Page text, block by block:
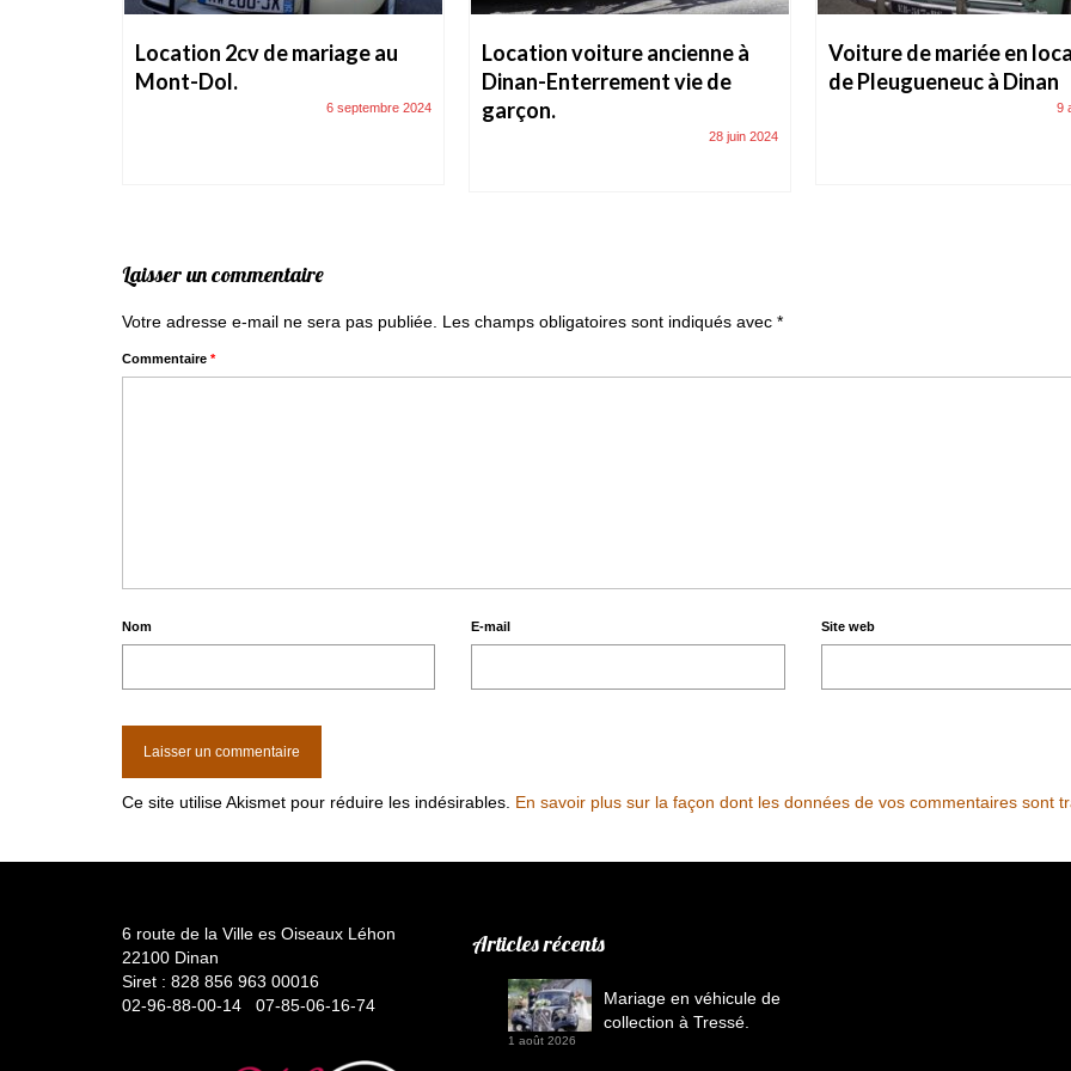
Location 2cv de mariage au
Mont-Dol.
6 septembre 2024
Location voiture ancienne à
Dinan-Enterrement vie de
garçon.
28 juin 2024
Voiture de mariée en
de Pleugueneuc à Dinan
9
Laisser un commentaire
Votre adresse e-mail ne sera pas publiée. Les champs obligatoires sont indiqués avec *
Commentaire *
Nom E-mail Site web
Ce site utilise Akismet pour réduire les indésirables. En savoir plus sur la façon dont les données de vos commentaires sont
6 route de la Ville es Oiseaux Léhon
22100 Dinan
Siret : 828 856 963 00016
02-96-88-00-14 07-85-06-16-74
Articles récents
Mariage en véhicule de
collection à Tressé.
1 août 2026